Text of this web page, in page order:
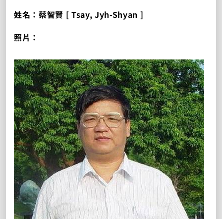
姓名：蔡智賢 [ Tsay, Jyh-Shyan ]
照片：